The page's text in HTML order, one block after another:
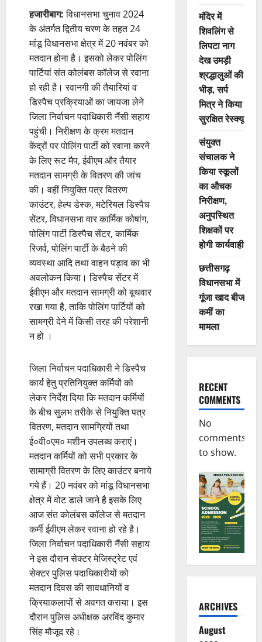
हजारीबाग:विधानसभा चुनाव 2024
के अंतर्गत द्वितीय चरण के तहत 24
मांडू विधानसभा क्षेत्र में 20 नवंबर को
मतदान होना है। इसको लेकर पोलिंग
पार्टियां संत कोलंबस कॉलेज से रवाना
हो रही है। रवानगी की तैयारियां व
डिस्पैच प्रक्रियाओं का जायजा लेने
जिला निर्वाचन पदाधिकारी नैंसी सहाय
पहुंची। निरीक्षण के क्रम मतदान
केंद्रों पर पोलिंग पार्टी को रवाना करने
के लिए रूट मैप, ईवीएम और तैयार
मतदान सामग्री के वितरण की जांच
की। वहीं नियुक्ति पत्र वितरण
काउंटर, हेल्प डेस्क, मटेरियल डिस्पैच
सेंटर, विधानसभा वार कार्मिक कोषांग,
पोलिंग पार्टी डिस्पैच सेंटर, कार्मिक
रिजर्व, पोलिंग पार्टी के बैठने की
व्यवस्था आदि तथा वाहन पड़ाव का भी
अवलोकन किया। डिस्पैच सेंटर में
ईवीएम और मतदान सामग्री को बूथवार
रखा गया है, ताकि पोलिंग पार्टियों को
सामग्री देने में किसी तरह की परेशानी
न हो ।
जिला निर्वाचन पदाधिकारी ने डिस्पैच
कार्य हेतु प्रतिनियुक्त कर्मियों को
लेकर निर्देश दिया कि मतदान कर्मियों
के बीच सुलभ तरीके से नियुक्ति पत्र
वितरण, मतदान सामग्रियों तथा
ई०वी०एम० मशीन उपलब्ध कराएं।
मतदान कर्मियों को सभी प्रकार के
सामाग्री वितरण के लिए काउंटर बनाये
गये हैं। 20 नवंबर को मांडू विधानसभा
क्षेत्र में वोट डाले जाने है इसके लिए
आज संत कोलंबस कॉलेज से मतदान
कर्मी ईवीएम लेकर रवाना हो रहे है।
जिला निर्वाचन पदाधिकारी नैंसी सहाय
ने इस दौरान सेक्टर मेजिस्ट्रेट एवं
सेक्टर पुलिस पदाधिकारीयों को
मतदान दिवस की सावधानियों व
क्रियाकलापों से अवगत कराया। इस
दौरान पुलिस अधीक्षक अरविंद कुमार
सिंह मौजूद रहे।
मंदिर में
शिवलिंग से
लिपटा नाग
देख उमड़ी
श्रद्धालुओं की
भीड़, सर्प
मित्र ने किया
सुरक्षित रेस्क्यू
संयुक्त
संचालक ने
किया स्कूलों
का औचक
निरीक्षण,
अनुपस्थित
शिक्षकों पर
होगी कार्यवाही
छत्तीसगढ़
विधानसभा में
गूंजा खाद बीज
कमीं का
मामला
RECENT
COMMENTS
No
comments
to show.
ARCHIVES
August